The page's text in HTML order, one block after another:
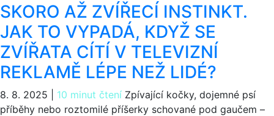
SKORO AŽ ZVÍŘECÍ INSTINKT.
JAK TO VYPADÁ, KDYŽ SE
ZVÍŘATA CÍTÍ V TELEVIZNÍ
REKLAMĚ LÉPE NEŽ LIDÉ?
8. 8. 2025 10 minut čtení Zpívající kočky, dojemné psí
příběhy nebo roztomilé příšerky schované pod gaučem –